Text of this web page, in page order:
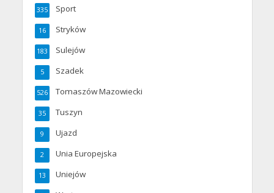
Sport
335
Stryków
16
Sulejów
183
Szadek
5
Tomaszów Mazowiecki
526
Tuszyn
35
Ujazd
9
Unia Europejska
2
Uniejów
13